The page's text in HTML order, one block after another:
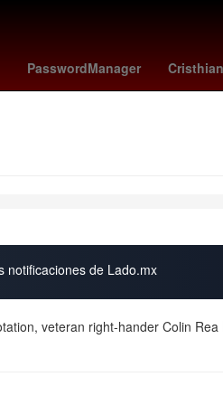
PasswordManager
vs santos Germán Berterame
notificaciones de Lado.mx
veteran right-hander Colin